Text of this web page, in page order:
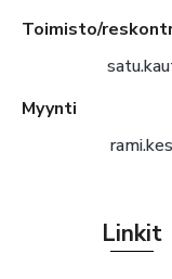
Toimisto/
Myynti
Linkit